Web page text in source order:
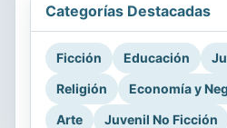
Categorías Destacadas
Ficción Educación
Religión
Economía y
Arte
Juvenil No Ficción